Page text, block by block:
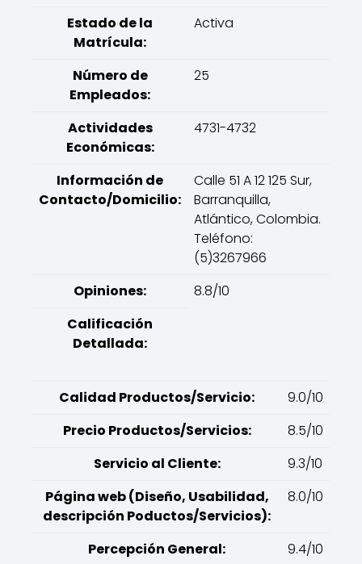
Estado de la
Matrícula:
Activa
Número de
Empleados:
25
Actividades
Económicas:
4731-4732
Información de
Contacto/Domicilio:
Calle 51 A 12 125 Sur,
Barranquilla,
Atlántico, Colombia.
Teléfono:
(5)3267966
Opiniones:
8.8/10
Calificación
Detallada:
Calidad Productos/Servicio:
9.0/10
Precio Productos/Servicios:
8.5/10
Servicio al Cliente:
9.3/10
Página web (Diseño, Usabilidad,
descripción Poductos/Servicios):
8.0/10
Percepción General: 9.4/10